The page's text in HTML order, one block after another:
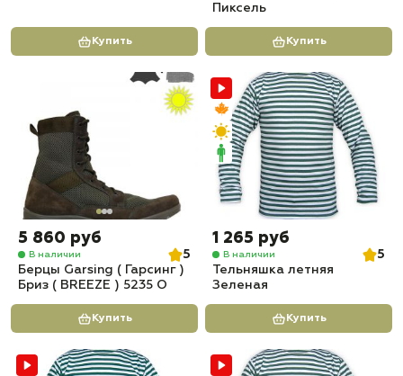
Купить
Пиксель
Купить
5 860 руб
В наличии
5
Берцы Garsing ( Гарсинг )
Бриз ( BREEZE ) 5235 О
Купить
1 265 руб
В наличии
5
Тельняшка летняя
Зеленая
Купить